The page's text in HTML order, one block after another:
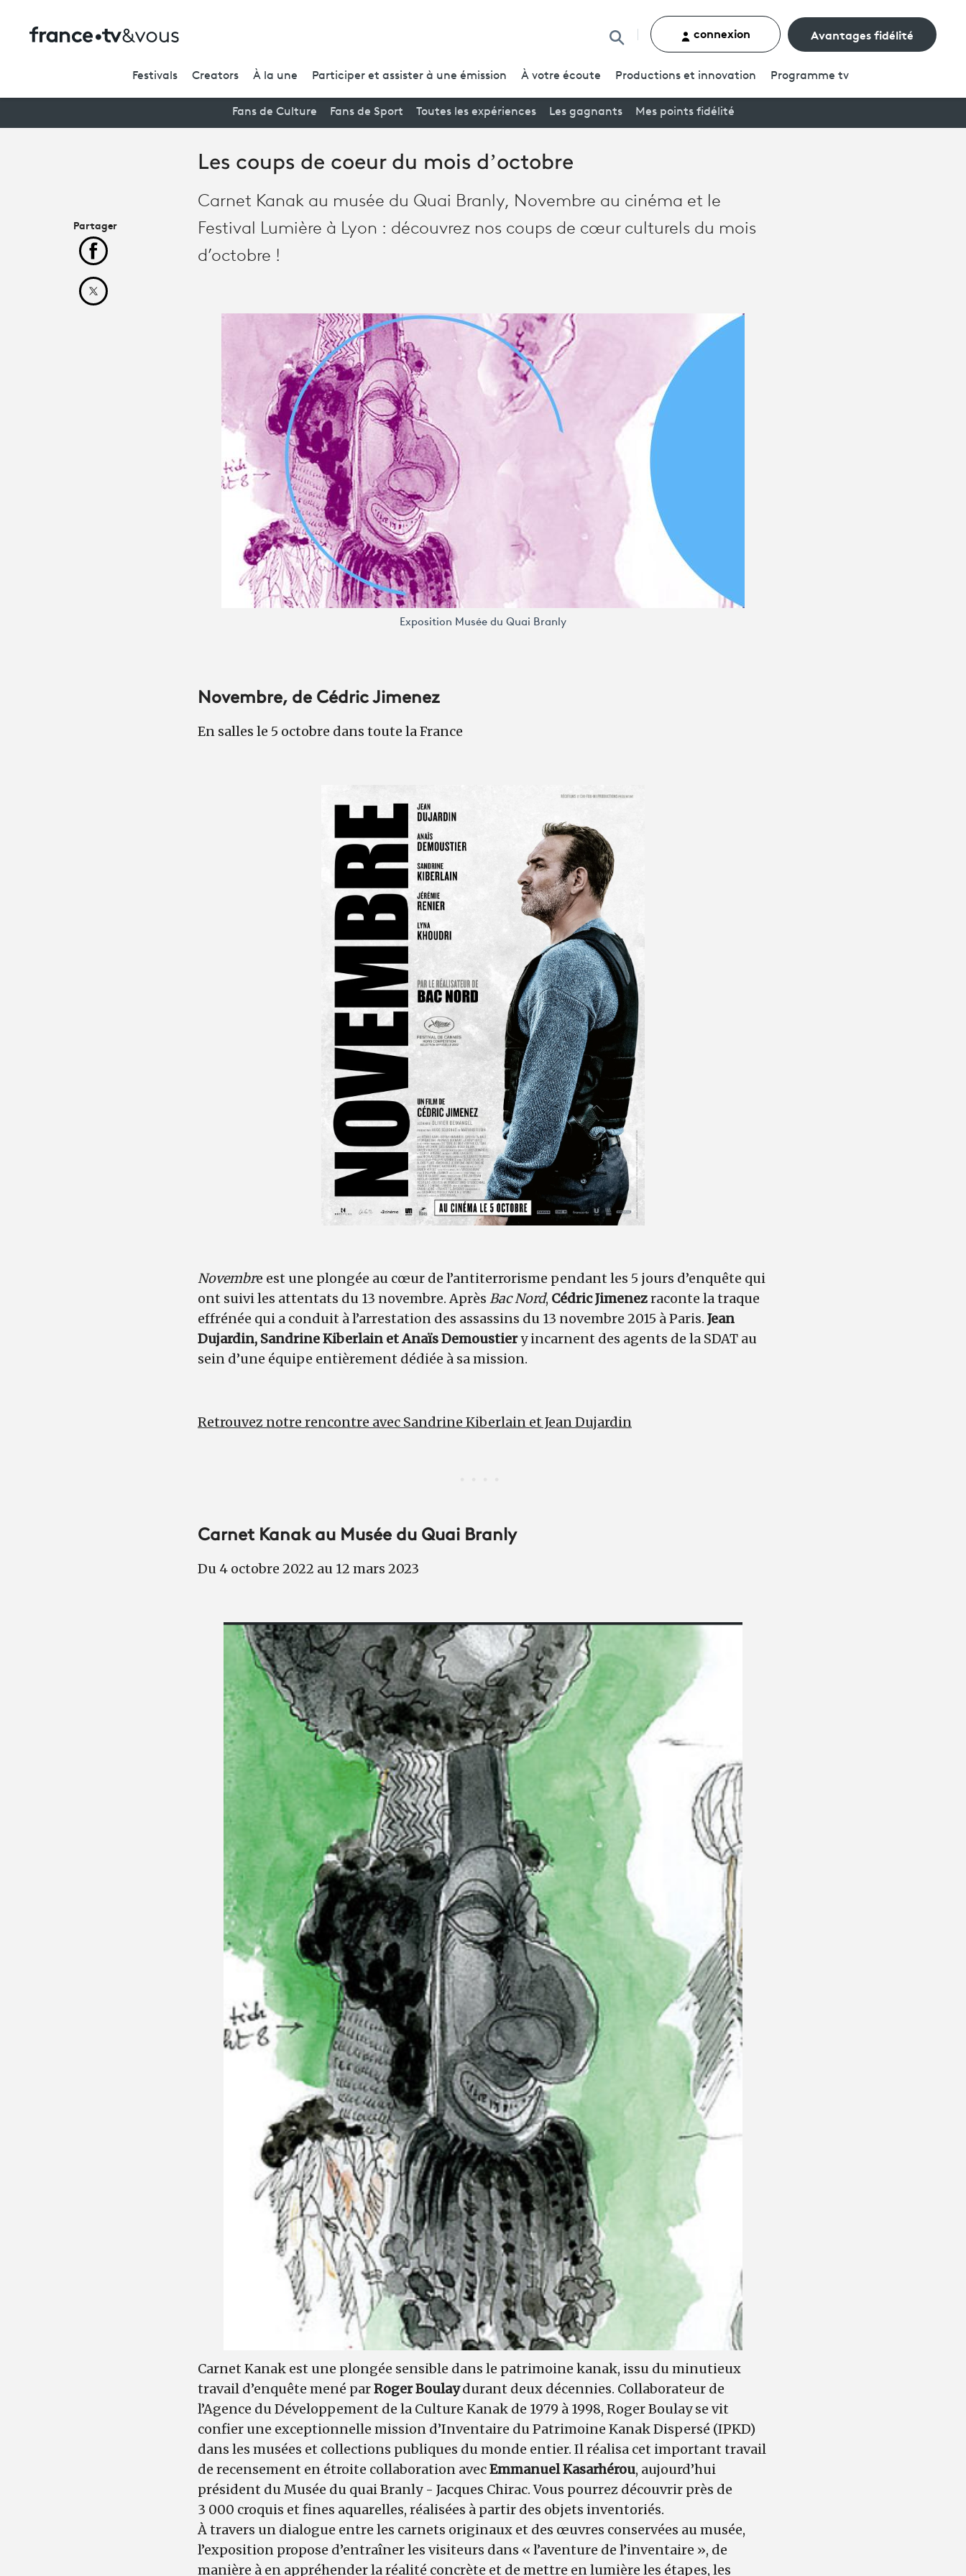
Rechercher un contenu
connexion Avantages fidélité
Festivals Creators À la une Participer et assister à une émission À votre écoute Productions et innovation Programme tv
Fans de Culture Fans de Sport Toutes les expériences Les gagnants Mes points fidélité
Les coups de coeur du mois d’octobre
Carnet Kanak au musée du Quai Branly, Novembre au cinéma et le
Festival Lumière à Lyon : découvrez nos coups de cœur culturels du mois
d’octobre !
Exposition Musée du Quai Branly
Novembre, de Cédric Jimenez
En salles le 5 octobre dans toute la France
Novembre est une plongée au cœur de l’antiterrorisme pendant les 5 jours d’enquête qui
ont suivi les attentats du 13 novembre. Après Bac Nord, Cédric Jimenezraconte la traque
effrénée qui a conduit à l’arrestation des assassins du 13 novembre 2015 à Paris. Jean
Dujardin, Sandrine Kiberlain et Anaïs Demoustiery incarnent des agents de la SDAT au
sein d’une équipe entièrement dédiée à sa mission.
Retrouvez notre rencontre avec Sandrine Kiberlain et Jean Dujardin
Carnet Kanak au Musée du Quai Branly
Du 4 octobre 2022 au 12 mars 2023
Carnet Kanak est une plongée sensible dans le patrimoine kanak, issu du minutieux
travail d’enquête mené parRoger Boulaydurant deux décennies. Collaborateur de
l’Agence du Développement de la Culture Kanak de 1979 à 1998, Roger Boulay se vit
confier une exceptionnelle mission d’Inventaire du Patrimoine Kanak Dispersé (IPKD)
dans les musées et collections publiques du monde entier. Il réalisa cet important travail
de recensement en étroite collaboration avecEmmanuel Kasarhérou, aujourd’hui
président du Musée du quai Branly - Jacques Chirac. Vous pourrez découvrir près de
3 000 croquis et fines aquarelles, réalisées à partir des objets inventoriés.
À travers un dialogue entre les carnets originaux et des œuvres conservées au musée,
l’exposition propose d’entraîner les visiteurs dans « l’aventure de l’inventaire », de
manière à en appréhender la réalité concrète et de mettre en lumière les étapes, les
Partager
Partager cet article sur Facebook
Partager cet article sur X